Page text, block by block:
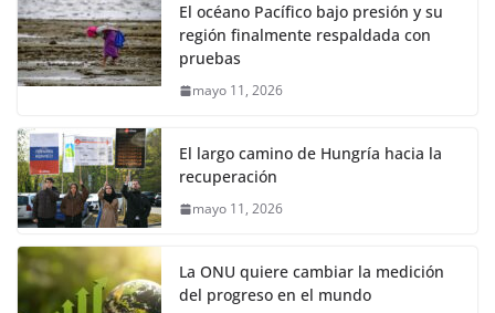
El océano Pacífico bajo presión y su
región finalmente respaldada con
pruebas
mayo 11, 2026
El largo camino de Hungría hacia la
recuperación
mayo 11, 2026
La ONU quiere cambiar la medición
del progreso en el mundo